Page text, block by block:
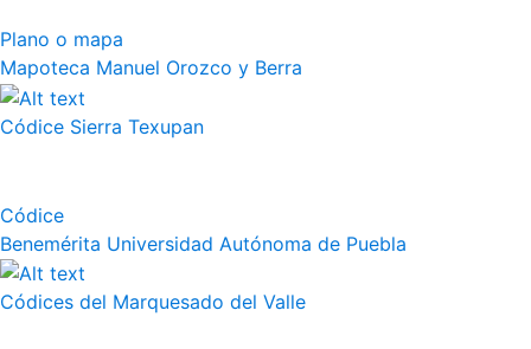
Plano o mapa
Mapoteca Manuel Orozco y Berra
Códice Sierra Texupan
Códice
Benemérita Universidad Autónoma de Puebla
Códices del Marquesado del Valle